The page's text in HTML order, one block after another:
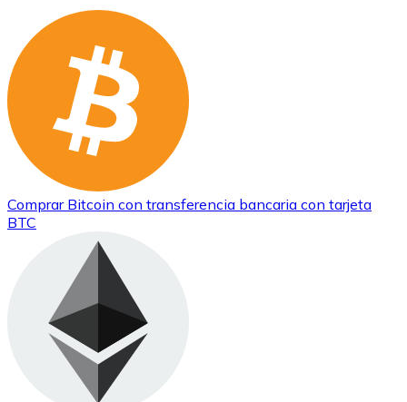
Comprar Bitcoin con transferencia bancaria con tarjeta
BTC